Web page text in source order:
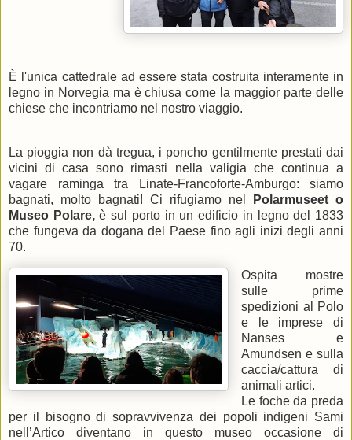
È l'unica cattedrale ad essere stata costruita interamente in
legno in Norvegia ma è chiusa come la maggior parte delle
chiese che incontriamo nel nostro viaggio.
La pioggia non dà tregua, i poncho gentilmente prestati dai
vicini di casa sono rimasti nella valigia che continua a
vagare raminga tra Linate-Francoforte-Amburgo: siamo
bagnati, molto bagnati! Ci rifugiamo nel
Polarmuseet o
Museo Polare,è sul porto in un edificio in legno del 1833
che fungeva da dogana del Paese fino agli inizi degli anni
70.
Ospita mostre
sulle prime
spedizioni al Polo
e le imprese di
Nanses e
Amundsen e sulla
caccia/cattura di
animali artici.
Le foche da preda
per il bisogno di sopravvivenza dei popoli indigeni Sami
nell’Artico diventano in questo museo occasione di